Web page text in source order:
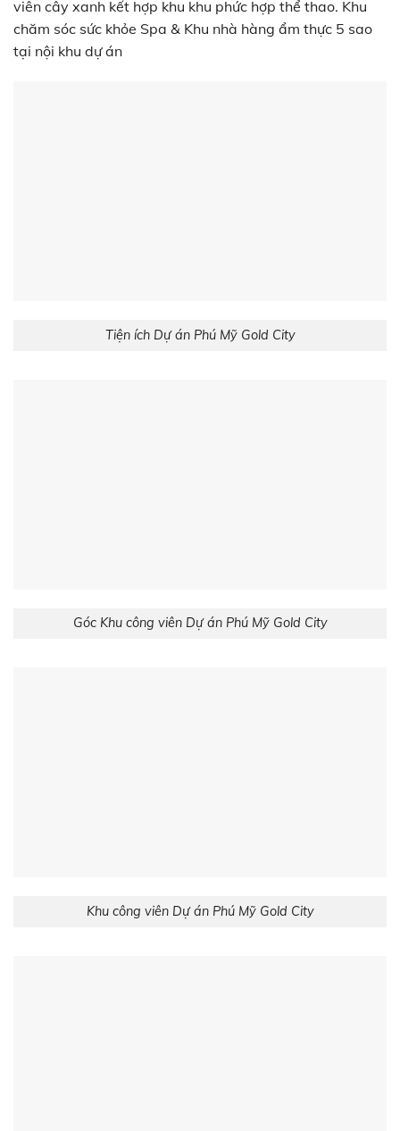
viên cây xanh kết hợp khu khu phức hợp thể thao. Khu
chăm sóc sức khỏe Spa & Khu nhà hàng ẩm thực 5 sao
tại nội khu dự án
Tiện ích Dự án Phú Mỹ Gold City
Góc Khu công viên Dự án Phú Mỹ Gold City
Khu công viên Dự án Phú Mỹ Gold City